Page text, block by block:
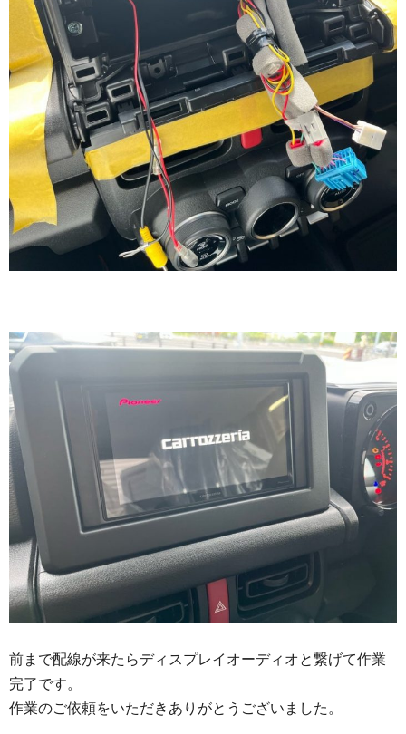
前まで配線が来たらディスプレイオーディオと繋げて作業
完了です。
作業のご依頼をいただきありがとうございました。